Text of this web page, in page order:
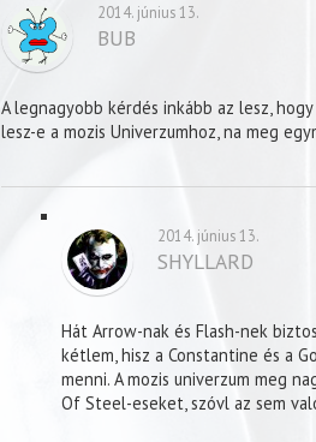
2014. június 13.
BUB
A legnagyobb kérdés inkább az lesz,
lesz-e a mozis Univerzumhoz, na meg
2014. június 13.
SHYLLARD
Hát Arrow-nak és Flash-nek
kétlem, hisz a Constantine és a
menni. A mozis univerzum meg
Of Steel-eseket, szóvl az sem